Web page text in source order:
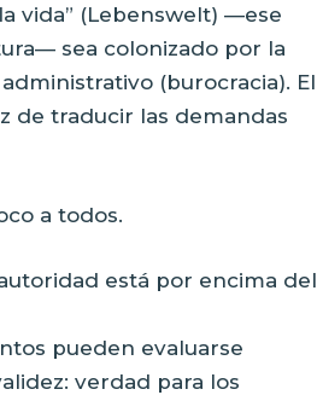
vida” (Lebenswelt) —ese
sea colonizado por la
(burocracia). El
de traducir las demandas
a todos.
está por encima del
pueden evaluarse
verdad para los